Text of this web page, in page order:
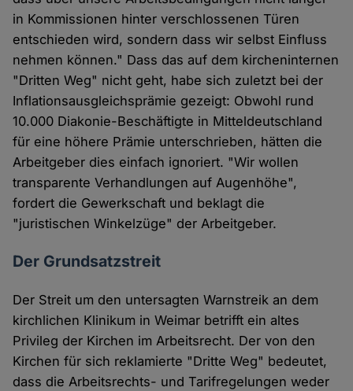
in Kommissionen hinter verschlossenen Türen
entschieden wird, sondern dass wir selbst Einfluss
nehmen können." Dass das auf dem kircheninternen
"Dritten Weg" nicht geht, habe sich zuletzt bei der
Inflationsausgleichsprämie gezeigt: Obwohl rund
10.000 Diakonie-Beschäftigte in Mitteldeutschland
für eine höhere Prämie unterschrieben, hätten die
Arbeitgeber dies einfach ignoriert. "Wir wollen
transparente Verhandlungen auf Augenhöhe",
fordert die Gewerkschaft und beklagt die
"juristischen Winkelzüge" der Arbeitgeber.
Der Grundsatzstreit
Der Streit um den untersagten Warnstreik an dem
kirchlichen Klinikum in Weimar betrifft ein altes
Privileg der Kirchen im Arbeitsrecht. Der von den
Kirchen für sich reklamierte "Dritte Weg" bedeutet,
dass die Arbeitsrechts- und Tarifregelungen weder